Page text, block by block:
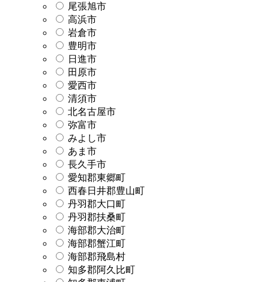
尾張旭市
高浜市
岩倉市
豊明市
日進市
田原市
愛西市
清須市
北名古屋市
弥富市
みよし市
あま市
長久手市
愛知郡東郷町
西春日井郡豊山町
丹羽郡大口町
丹羽郡扶桑町
海部郡大治町
海部郡蟹江町
海部郡飛島村
知多郡阿久比町